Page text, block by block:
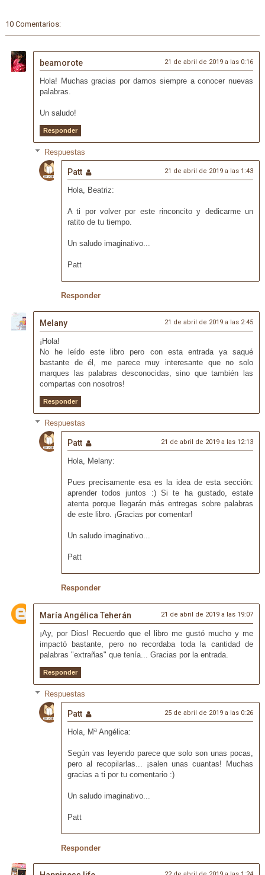
10 Comentarios:
beamorote 21 de abril de 2019 a las 0:16
Hola! Muchas gracias por darnos siempre a conocer nuevas
palabras.
Un saludo!
Responder
Respuestas
Patt 21 de abril de 2019 a las 1:43
Hola, Beatriz:
A ti por volver por este rinconcito y dedicarme un
ratito de tu tiempo.
Un saludo imaginativo...
Patt
Responder
Melany 21 de abril de 2019 a las 2:45
¡Hola!
No he leído este libro pero con esta entrada ya saqué
bastante de él, me parece muy interesante que no solo
marques las palabras desconocidas, sino que también las
compartas con nosotros!
Responder
Respuestas
Patt 21 de abril de 2019 a las 12:13
Hola, Melany:
Pues precisamente esa es la idea de esta sección:
aprender todos juntos :) Si te ha gustado, estate
atenta porque llegarán más entregas sobre palabras
de este libro. ¡Gracias por comentar!
Un saludo imaginativo...
Patt
Responder
María Angélica Teherán 21 de abril de 2019 a las 19:07
¡Ay, por Dios! Recuerdo que el libro me gustó mucho y me
impactó bastante, pero no recordaba toda la cantidad de
palabras "extrañas" que tenía... Gracias por la entrada.
Responder
Respuestas
Patt 25 de abril de 2019 a las 0:26
Hola, Mª Angélica:
Según vas leyendo parece que solo son unas pocas,
pero al recopilarlas... ¡salen unas cuantas! Muchas
gracias a ti por tu comentario :)
Un saludo imaginativo...
Patt
Responder